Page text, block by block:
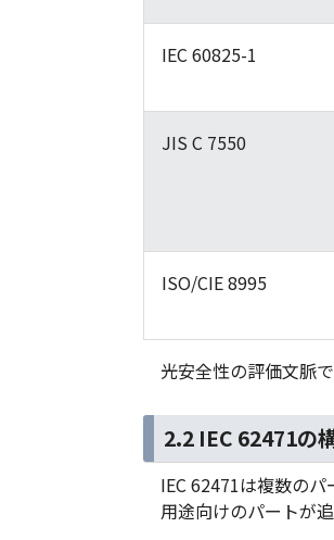
IEC 60825-1
JIS C 7550
ISO/CIE 8995
光安全性の評価文脈で
2.2 IEC 62471の
IEC 62471は複数の
用途向けのパートが